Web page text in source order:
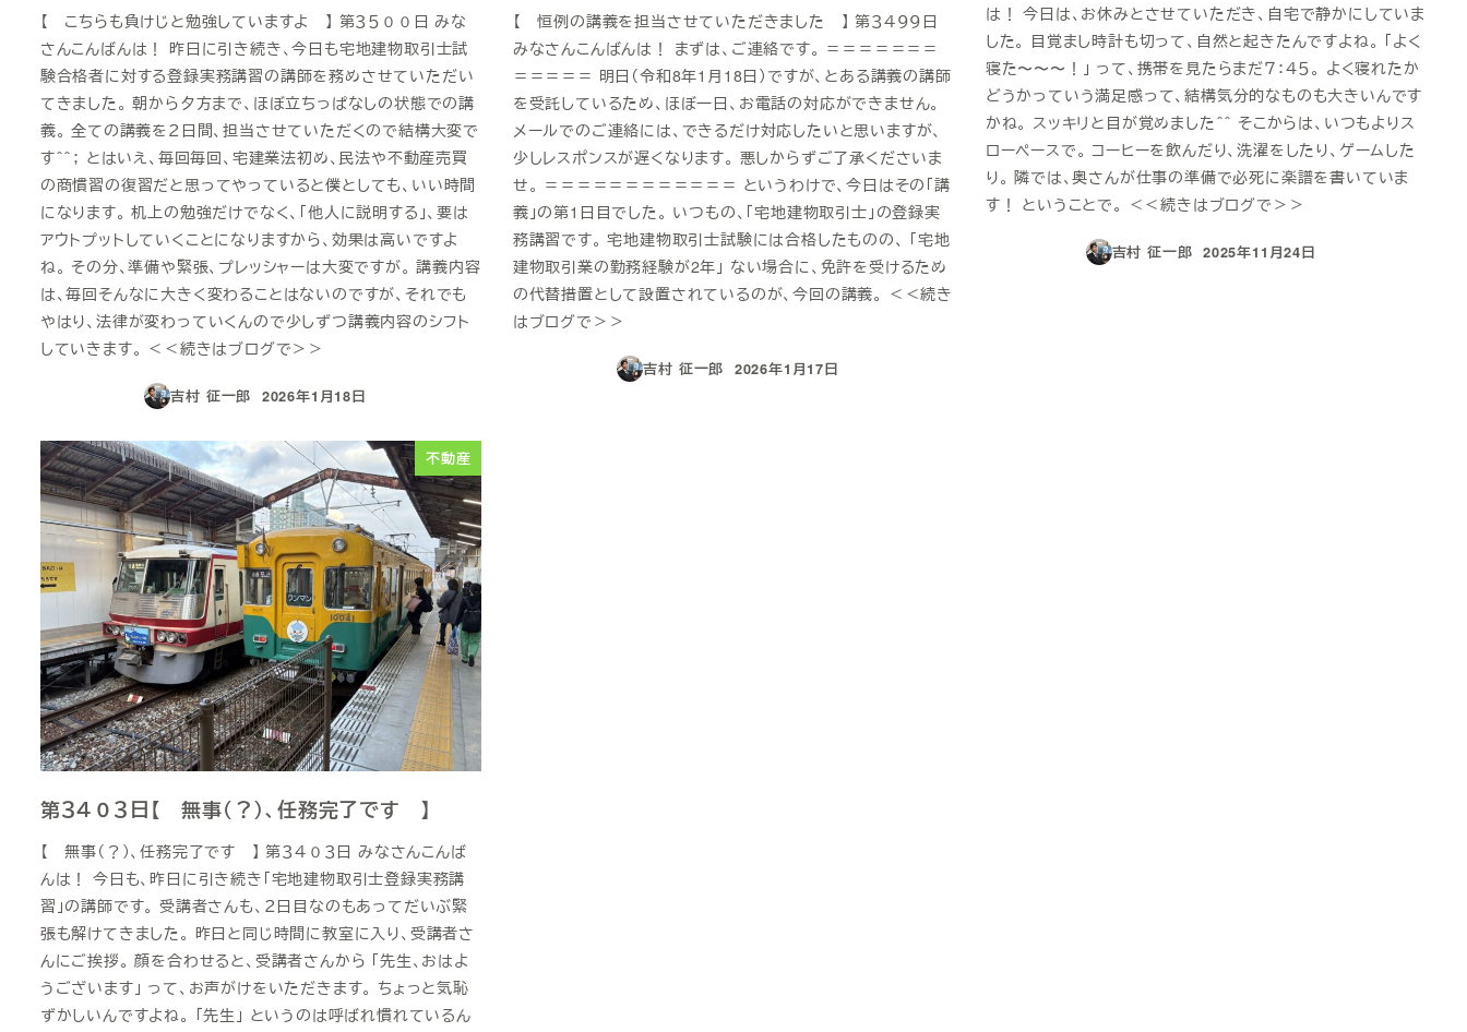
【 こちらも負けじと勉強していますよ 】 第３５００日 みな
さんこんばんは！ 昨日に引き続き、今日も宅地建物取引士試
験合格者に対する登録実務講習の講師を務めさせていただい
てきました。 朝から夕方まで、ほぼ立ちっぱなしの状態での講
義。 全ての講義を２日間、担当させていただくので結構大変で
す＾＾； とはいえ、毎回毎回、宅建業法初め、民法や不動産売買
の商慣習の復習だと思ってやっていると僕としても、いい時間
になります。 机上の勉強だけでなく、「他人に説明する」、要は
アウトプットしていくことになりますから、効果は高いですよ
ね。 その分、準備や緊張、プレッシャーは大変ですが。 講義内容
は、毎回そんなに大きく変わることはないのですが、それでも
やはり、法律が変わっていくんので少しずつ講義内容のシフト
していきます。 ＜＜続きはブログで＞＞
吉村 征一郎
投稿日
2026年1月18日
【 恒例の講義を担当させていただきました 】 第３４９９日
みなさんこんばんは！ まずは、ご連絡です。 ＝＝＝＝＝＝＝
＝＝＝＝＝ 明日（令和8年1月18日）ですが、とある講義の講師
を受託しているため、ほぼ一日、お電話の対応ができません。
メールでのご連絡には、できるだけ対応したいと思いますが、
少しレスポンスが遅くなります。 悪しからずご了承くださいま
せ。 ＝＝＝＝＝＝＝＝＝＝＝＝ というわけで、今日はその「講
義」の第1日目でした。 いつもの、「宅地建物取引士」の登録実
務講習です。 宅地建物取引士試験には合格したものの、 「宅地
建物取引業の勤務経験が2年」 ない場合に、免許を受けるため
の代替措置として設置されているのが、今回の講義。 ＜＜続き
はブログで＞＞
吉村 征一郎
投稿日
2026年1月17日
は！ 今日は、お休みとさせていただき、自宅で静かにしていま
した。 目覚まし時計も切って、自然と起きたんですよね。 「よく
寝た〜〜〜！」 って、携帯を見たらまだ７：４５。 よく寝れたか
どうかっていう満足感って、結構気分的なものも大きいんです
かね。 スッキリと目が覚めました＾＾ そこからは、いつもよりス
ローペースで。 コーヒーを飲んだり、洗濯をしたり、ゲームした
り。 隣では、奥さんが仕事の準備で必死に楽譜を書いていま
す！ ということで。 ＜＜続きはブログで＞＞
吉村 征一郎
投稿日
2025年11月24日
不動産
第３４０３日【 無事（？）、任務完了です 】
【 無事（？）、任務完了です 】 第３４０３日 みなさんこんば
んは！ 今日も、昨日に引き続き「宅地建物取引士登録実務講
習」の講師です。 受講者さんも、２日目なのもあってだいぶ緊
張も解けてきました。 昨日と同じ時間に教室に入り、受講者さ
んにご挨拶。 顔を合わせると、受講者さんから 「先生、おはよ
うございます」 って、お声がけをいただきます。 ちょっと気恥
ずかしいんですよね。 「先生」 というのは呼ばれ慣れているん